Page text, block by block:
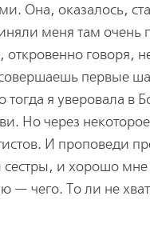
Она, оказалось,
меня там очень
откровенно
первые
я уверовала в
Но через
И проповеди
и хорошо
— чего. То ли не